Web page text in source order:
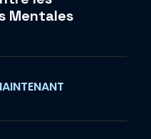
Mentales